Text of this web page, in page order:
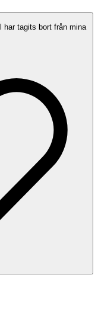
har tagits bort från mina